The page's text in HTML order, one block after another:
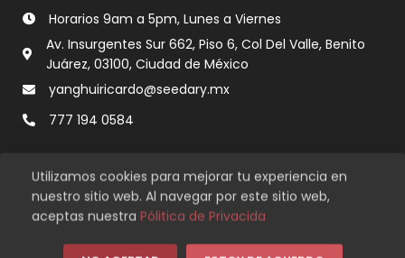
Horarios 9am a 5pm, Lunes a Viernes
Av. Insurgentes Sur 662, Piso 6, Col Del Valle, Benito
Juárez, 03100, Ciudad de México
yanghuiricardo@seedary.mx
777 194 0584
Copyright © 2026 Seedary. Todos los derechos reservados.
Compra de manera segura en nuestro sitio.
Utilizamos cookies para mejorar tu experiencia en
nuestro sitio web. Al navegar por este sitio web,
aceptas nuestra Pólitica de Privacida